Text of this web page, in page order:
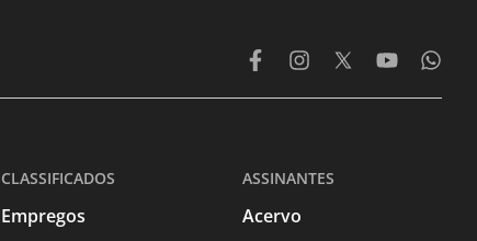
CLASSIFICADOS
Empregos
ASSINANTES
Acervo